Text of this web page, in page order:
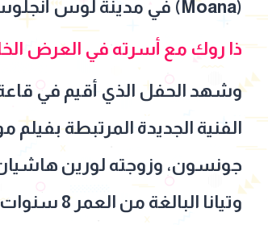
(Moana) في مدينة لوس أنجلوس الأميركية.
ذا روك مع أسرته في العرض
وشهد الحفل الذي أقيم في
الفنية الجديدة المرتبطة
وتيانا البالغة من العمر 8 سنوات، وابنته الكبرى سيمون البالغة من العمر 24 عاماً.